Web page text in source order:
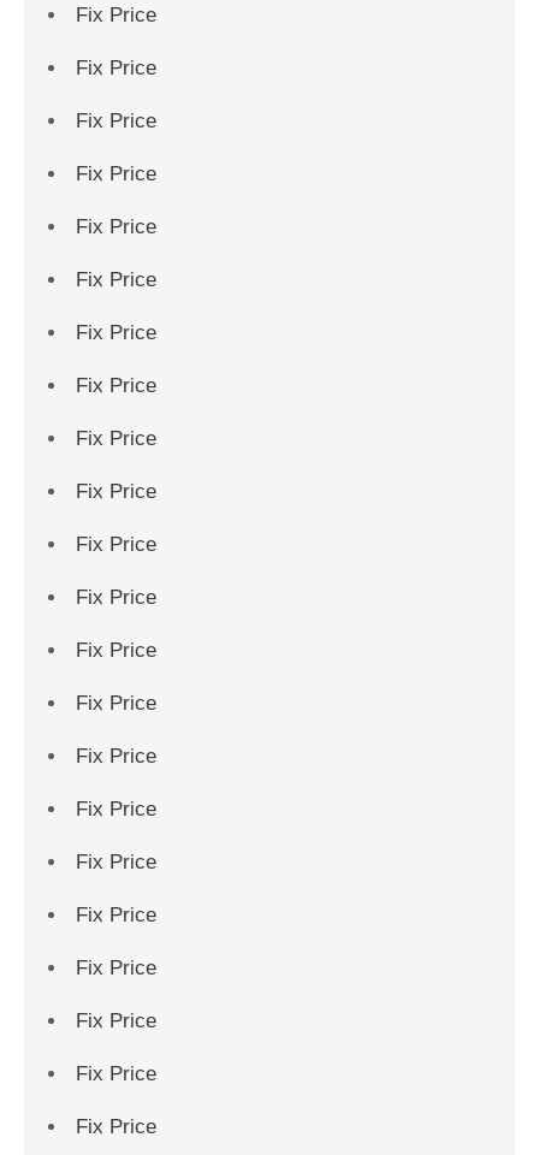
Fix Price
Fix Price
Fix Price
Fix Price
Fix Price
Fix Price
Fix Price
Fix Price
Fix Price
Fix Price
Fix Price
Fix Price
Fix Price
Fix Price
Fix Price
Fix Price
Fix Price
Fix Price
Fix Price
Fix Price
Fix Price
Fix Price